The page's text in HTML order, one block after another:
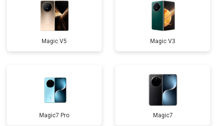
Magic V5 Magic V3
Magic7 Pro Magic7